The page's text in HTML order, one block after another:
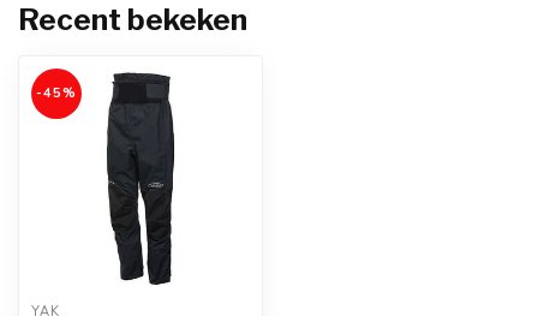
Recent bekeken
-45%
YAK